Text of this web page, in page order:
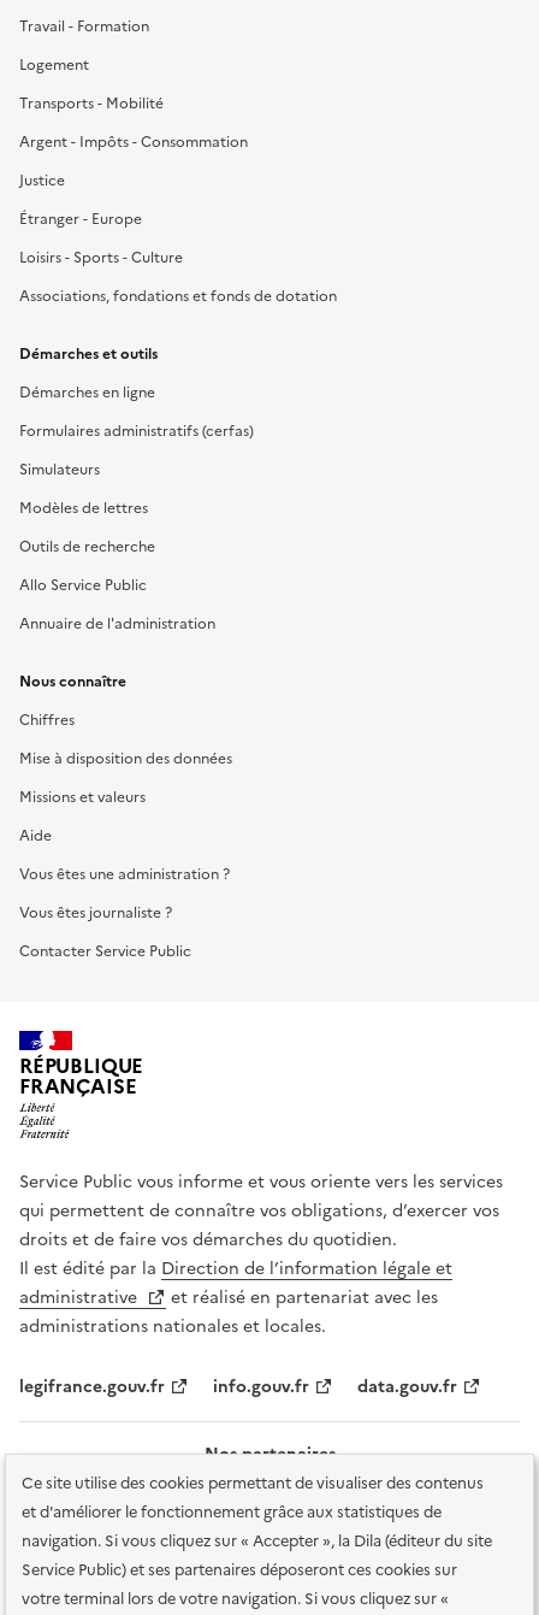
Ce site utilise des cookies permettant de visualiser des contenus
et d'améliorer le fonctionnement grâce aux statistiques de
navigation. Si vous cliquez sur « Accepter », la Dila (éditeur du site
Service Public) et ses partenaires déposeront ces cookies sur
votre terminal lors de votre navigation. Si vous cliquez sur «
Travail - Formation
Logement
Transports - Mobilité
Argent - Impôts - Consommation
Justice
Étranger - Europe
Loisirs - Sports - Culture
Associations, fondations et fonds de dotation
Démarches et outils
Démarches en ligne
Formulaires administratifs (cerfas)
Simulateurs
Modèles de lettres
Outils de recherche
Allo Service Public
Annuaire de l'administration
Nous connaître
Chiffres
Mise à disposition des données
Missions et valeurs
Aide
Vous êtes une administration ?
Vous êtes journaliste ?
Contacter Service Public
RÉPUBLIQUE
FRANÇAISE
Service Public vous informe et vous oriente vers les services
qui permettent de connaître vos obligations, d’exercer vos
droits et de faire vos démarches du quotidien.
Il est édité par la Direction de l’information légale et
administrative
et réalisé en partenariat avec les
administrations nationales et locales.
legifrance.gouv.fr info.gouv.fr data.gouv.fr
Nos partenaires
Plan du site Accessibilité : totalement conforme Accessibilité des